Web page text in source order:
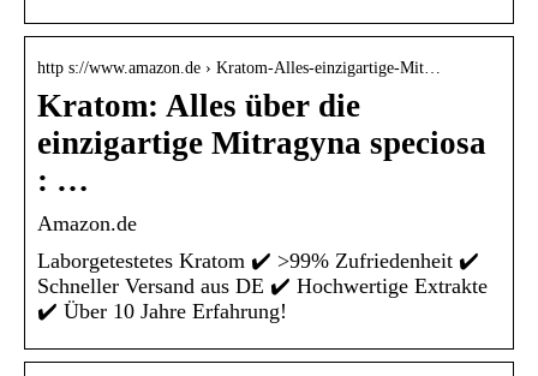
http s://www.amazon.de › Kratom-Alles-einzigartige-Mit…
Kratom: Alles über die
einzigartige Mitragyna speciosa
: …
Amazon.de
Laborgetestetes Kratom ✔️ >99% Zufriedenheit ✔️
Schneller Versand aus DE ✔️ Hochwertige Extrakte
✔️ Über 10 Jahre Erfahrung!